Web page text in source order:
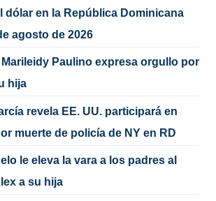
dólar en la República Dominicana
agosto de 2026
Marileidy Paulino expresa orgullo por
hija
revela EE. UU. participará en
muerte de policía de NY en RD
le eleva la vara a los padres al
a su hija